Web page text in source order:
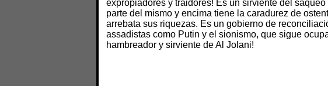
expropiadores y traidores! Es un sirviente del
parte del mismo y encima tiene la caradurez de
arrebata sus riquezas. Es un gobierno de
assadistas como Putin y el sionismo, que sigue
hambreador y sirviente de Al Jolani!